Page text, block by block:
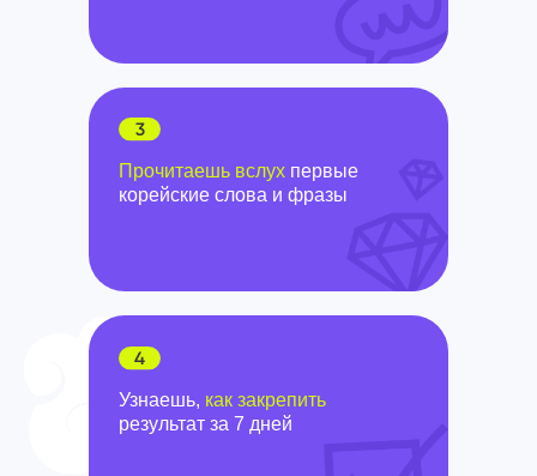
Узнаешь, как закрепить
результат за 7 дней
Прочитаешь вслух первые
корейские слова и фразы